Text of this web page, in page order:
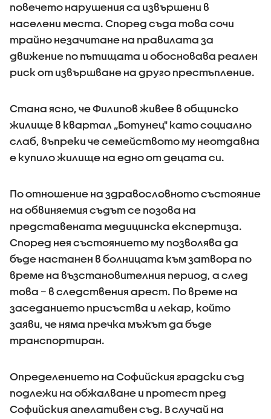
повечето нарушения са извършени в
населени места. Според съда това сочи
трайно незачитане на правилата за
движение по пътищата и обосновава реален
риск от извършване на друго престъпление.
Стана ясно, че Филипов живее в общинско
жилище в квартал „Ботунец" като социално
слаб, въпреки че семейството му неотдавна
е купило жилище на едно от децата си.
По отношение на здравословното състояние
на обвиняемия съдът се позова на
представената медицинска експертиза.
Според нея състоянието му позволява да
бъде настанен в болницата към затвора по
време на възстановителния период, а след
това – в следствения арест. По време на
заседанието присъства и лекар, който
заяви, че няма пречка мъжът да бъде
транспортиран.
Определението на Софийския градски съд
подлежи на обжалване и протест пред
Софийския апелативен съд. В случай на